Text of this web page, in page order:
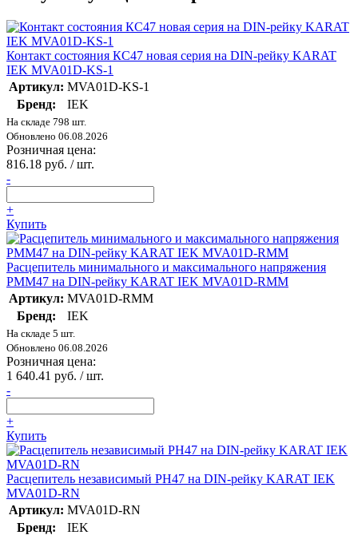
Контакт состояния КС47 новая серия на DIN-рейку KARAT
IEK MVA01D-KS-1
Артикул: MVA01D-KS-1
Бренд:
IEK
На складе 798 шт.
Обновлено 06.08.2026
Розничная цена:
816.18 руб. / шт.
-
+
Купить
Расцепитель минимального и максимального напряжения
РММ47 на DIN-рейку KARAT IEK MVA01D-RMM
Артикул: MVA01D-RMM
Бренд:
IEK
На складе 5 шт.
Обновлено 06.08.2026
Розничная цена:
1 640.41 руб. / шт.
-
+
Купить
Расцепитель независимый РН47 на DIN-рейку KARAT IEK
MVA01D-RN
Артикул: MVA01D-RN
Бренд:
IEK